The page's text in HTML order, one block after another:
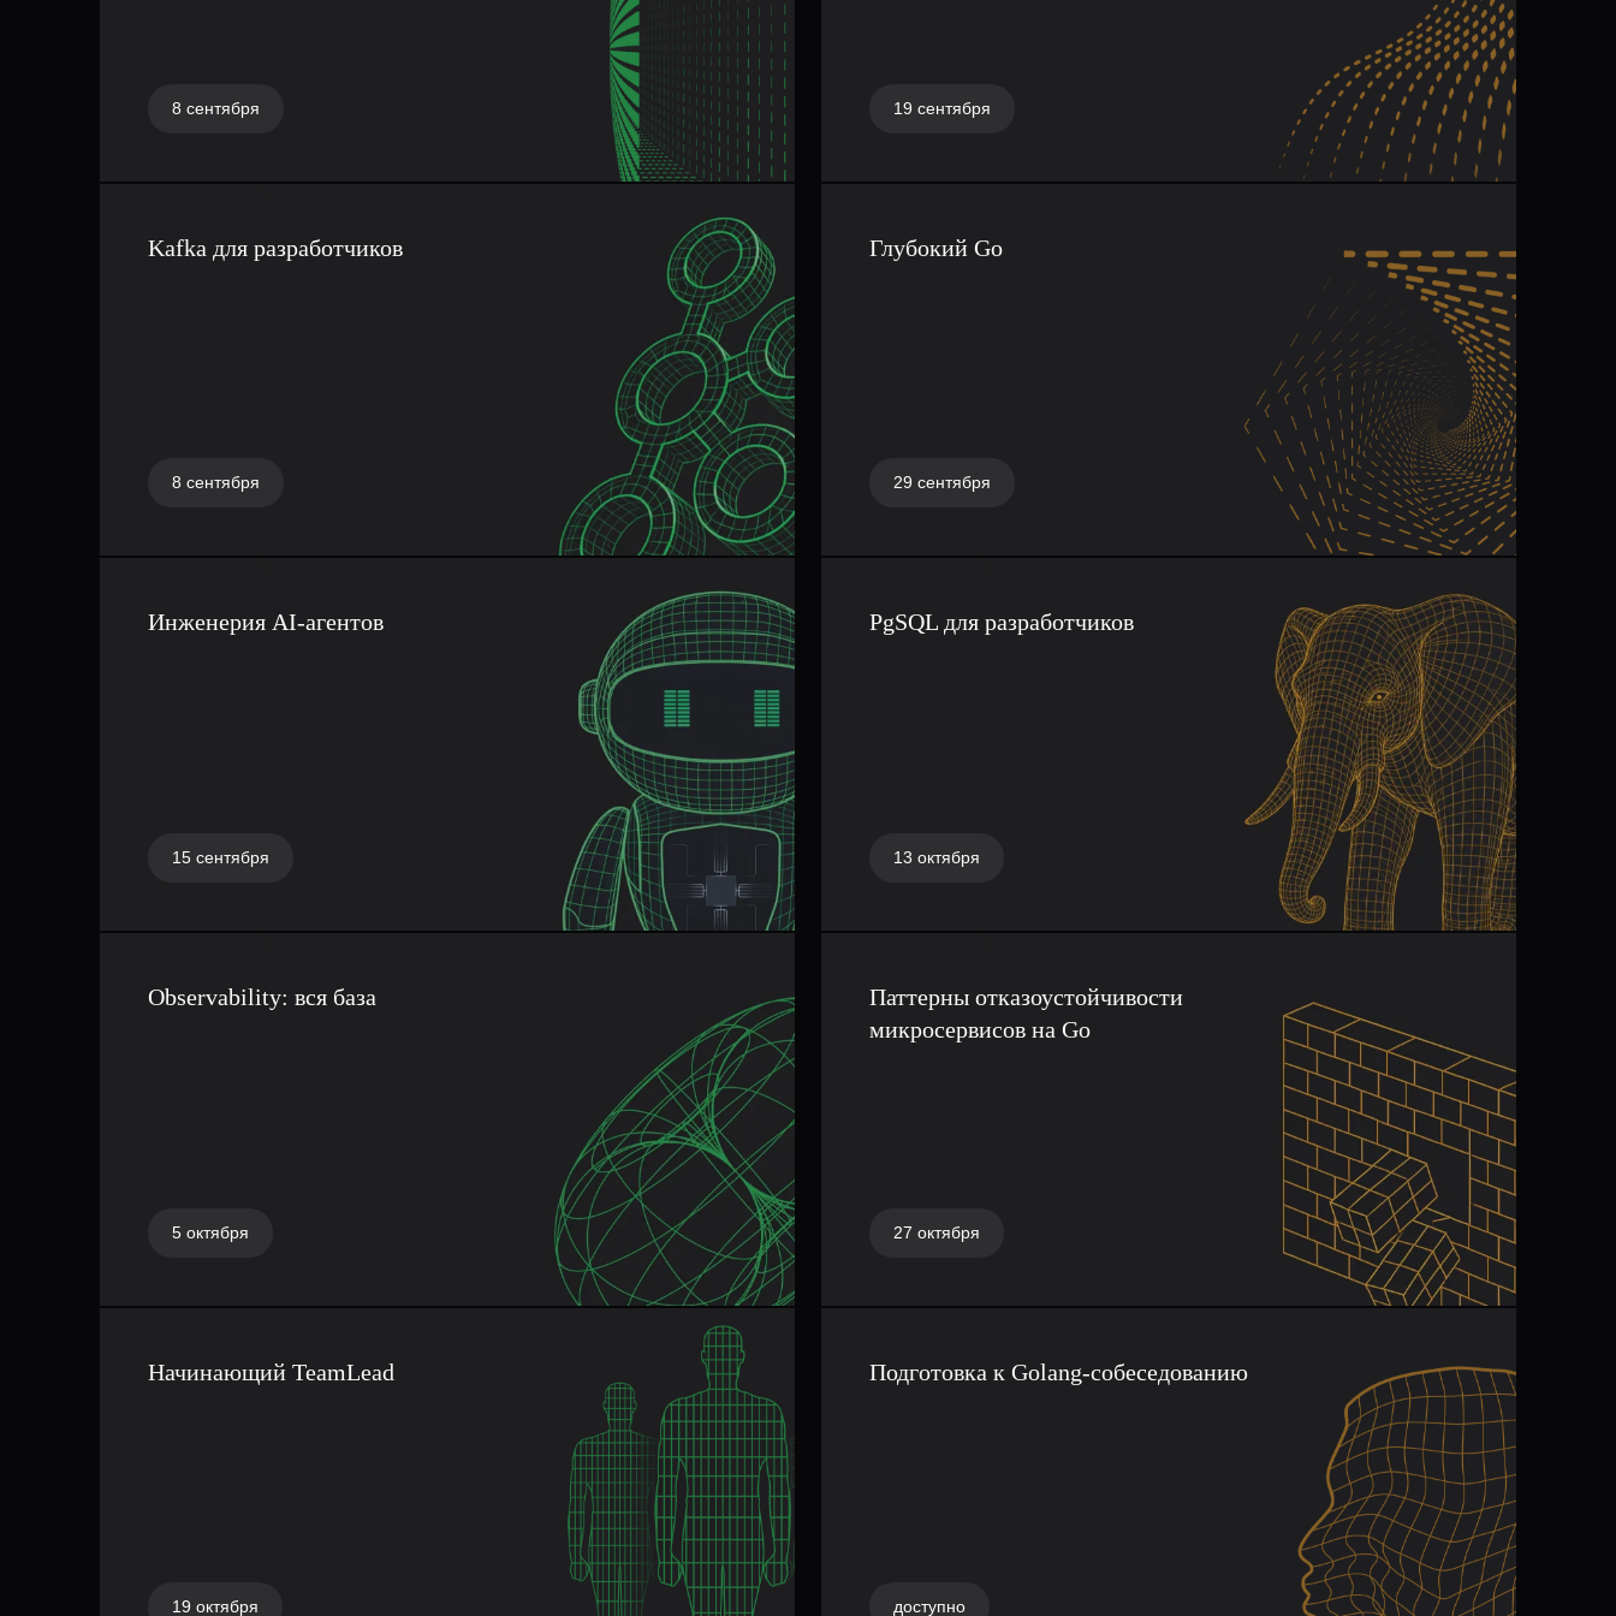
может временно “освободить” процессор P и позволить
другим горутинам продолжить выполнение, что делает
конкурентную модель Go чрезвычайно отзывчивой и
устойчивой под высокой нагрузкой.
Дополнительно в уроке рассмотрим, почему именно
архитектура планировщика делает язык программирования
Go таким удобным для разработки высоконагруженных
жизненным циклом горутин, каким образом планировщик
Go распределяет задачи между потоками и как разработчик
может учитывать особенности Go при проектировании
модель Go позволяет запускать тысячи и даже миллионы
горутин практически без заметных накладных расходов.
Также покажем, какие практические выводы можно сделать
после понимания внутреннего устройства Go. Ты узнаешь,
производительность приложений, как Go обрабатывает
блокирующие операции и каким образом Go Runtime
Понимание этих механизмов помогает писать более
эффективный код на Go, оптимизировать работу сервисов
на Go и глубже понимать, как именно Go выполняет
Урок про планировщик в языке Go рекомендуется для
области многопоточного программирования и оптимизации
8 сентября 19 сентября
Kafka для разработчиков
8 сентября
Глубокий Go
29 сентября
Инженерия AI-агентов
15 сентября
PgSQL для разработчиков
13 октября
Observability: вся база
5 октября
Паттерны отказоустойчивости
микросервисов на Go
27 октября
Начинающий TeamLead
19 октября
Подготовка к Golang-собеседованию
доступно